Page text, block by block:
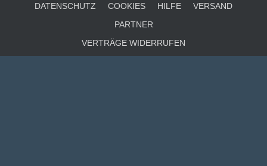
DATENSCHUTZ
COOKIES HILFE
VERSAND
PARTNER
VERTRÄGE WIDERRUFEN